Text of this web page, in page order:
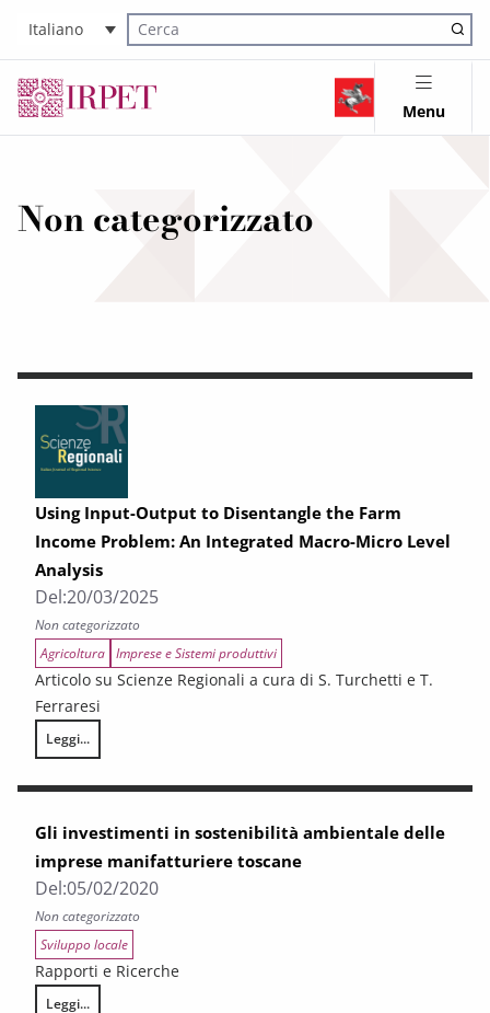
Italiano
Cerca nel sito
Menu
Non categorizzato
Using Input-Output to Disentangle the Farm
Income Problem: An Integrated Macro-Micro Level
Analysis
Del:20/03/2025
Non categorizzato
Agricoltura Imprese e Sistemi produttivi
Articolo su Scienze Regionali a cura di S. Turchetti e T.
Ferraresi
Leggi...
Using Input-Output to Disentangle the Farm Income Problem: An
Gli investimenti in sostenibilità ambientale delle
imprese manifatturiere toscane
Del:05/02/2020
Non categorizzato
Sviluppo locale
Rapporti e Ricerche
Leggi...